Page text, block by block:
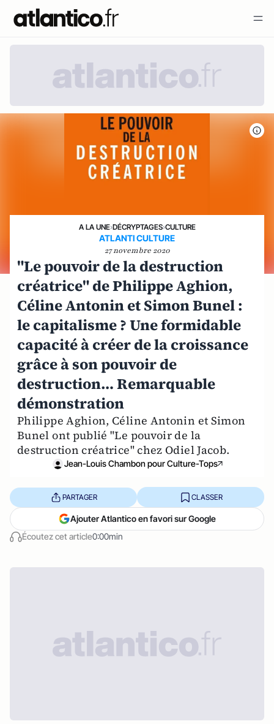
A LA UNE›DÉCRYPTAGES›CULTURE
ATLANTI CULTURE
27 novembre 2020
"Le pouvoir de la destruction
créatrice" de Philippe Aghion,
Céline Antonin et Simon Bunel :
le capitalisme ? Une formidable
capacité à créer de la croissance
grâce à son pouvoir de
destruction… Remarquable
démonstration
Philippe Aghion, Céline Antonin et Simon
Bunel ont publié "Le pouvoir de la
destruction créatrice" chez Odiel Jacob.
Jean-Louis Chambon pour Culture-Tops
Écoutez cet article0:00min
PARTAGER CLASSER
Ajouter Atlantico en favori sur Google